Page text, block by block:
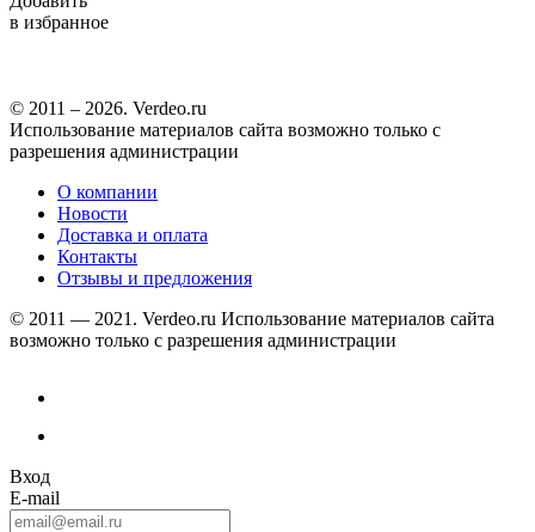
в избранное
© 2011 – 2026. Verdeo.ru
Использование материалов сайта возможно только с
разрешения администрации
О компании
Новости
Доставка и оплата
Контакты
Отзывы и предложения
© 2011 — 2021. Verdeo.ru Использование материалов сайта
возможно только с разрешения администрации
Вход
E-mail